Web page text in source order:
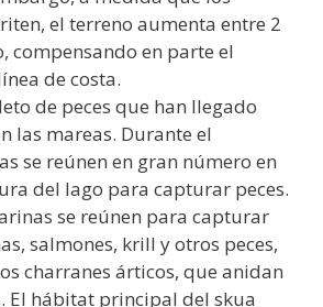
el terreno aumenta entre 2
compensando en parte el
de costa.
de peces que han llegado
las mareas. Durante el
se reúnen en gran número en
del lago para capturar peces.
se reúnen para capturar
salmones, krill y otros peces,
charranes árticos, que anidan
El hábitat principal del skua